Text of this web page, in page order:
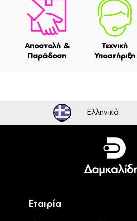
Αποστολή &
Παράδοση
Τεχνική
Υποστήριξη
Ελληνικά
Ελληνικά
English
Εταιρία